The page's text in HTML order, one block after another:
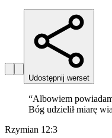
Udostępnij werset
“Albowiem
Bóg udzielił miarę
Rzymian 12:3